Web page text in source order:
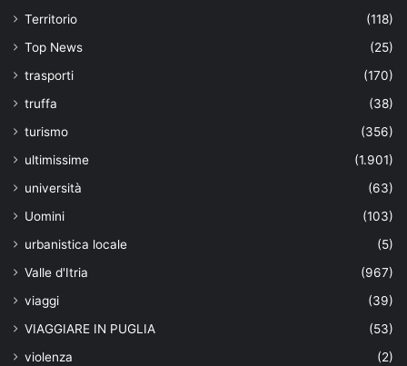
Territorio
(118)
Top News
(25)
trasporti
(170)
truffa
(38)
turismo
(356)
ultimissime
(1.901)
università
(63)
Uomini
(103)
urbanistica locale
(5)
Valle d'Itria
(967)
viaggi
(39)
VIAGGIARE IN PUGLIA
(53)
violenza
(2)